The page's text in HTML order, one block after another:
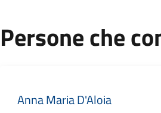
Persone che
Anna Maria D'Aloia